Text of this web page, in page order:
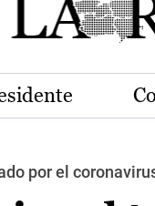
por el